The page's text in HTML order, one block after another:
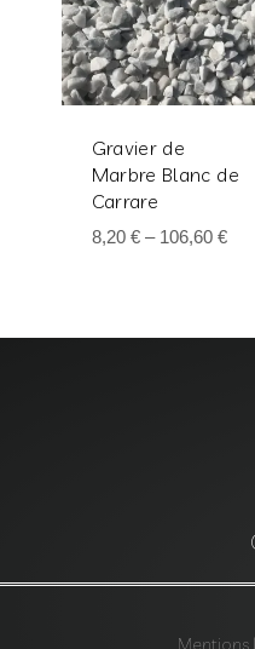
Gravier de
Marbre Blanc de
Carrare
8,20 €– 106,60 €